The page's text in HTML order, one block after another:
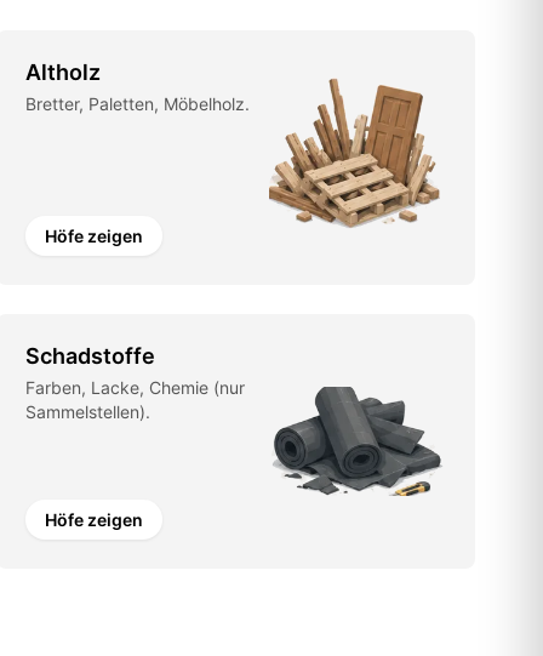
Altholz
Bretter, Paletten, Möbelholz.
Höfe zeigen
Schadstoffe
Farben, Lacke, Chemie (nur
Sammelstellen).
Höfe zeigen